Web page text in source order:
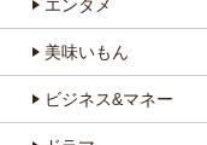
エンタメ
美味いもん
ビジネス&マネー